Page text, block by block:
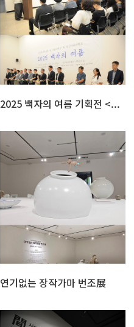
2025 백자의 여름 기획전 <...
연기없는 장작가마 번조展